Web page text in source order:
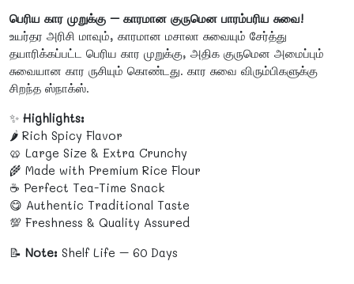
பெரிய கார முறுக்கு – காரமான குருமென பாரம்பரிய சுவை!
உயர்தர அரிசி மாவும், காரமான மசாலா சுவையும் சேர்த்து
தயாரிக்கப்பட்ட பெரிய கார முறுக்கு, அதிக குருமென அமைப்பும்
சுவையான கார ருசியும் கொண்டது. கார சுவை விரும்பிகளுக்கு
சிறந்த ஸ்நாக்ஸ்.
✨ Highlights:
🌶️ Rich Spicy Flavor
🥨 Large Size & Extra Crunchy
🌾 Made with Premium Rice Flour
☕ Perfect Tea-Time Snack
😋 Authentic Traditional Taste
💯 Freshness & Quality Assured
📝 Note: Shelf Life – 60 Days